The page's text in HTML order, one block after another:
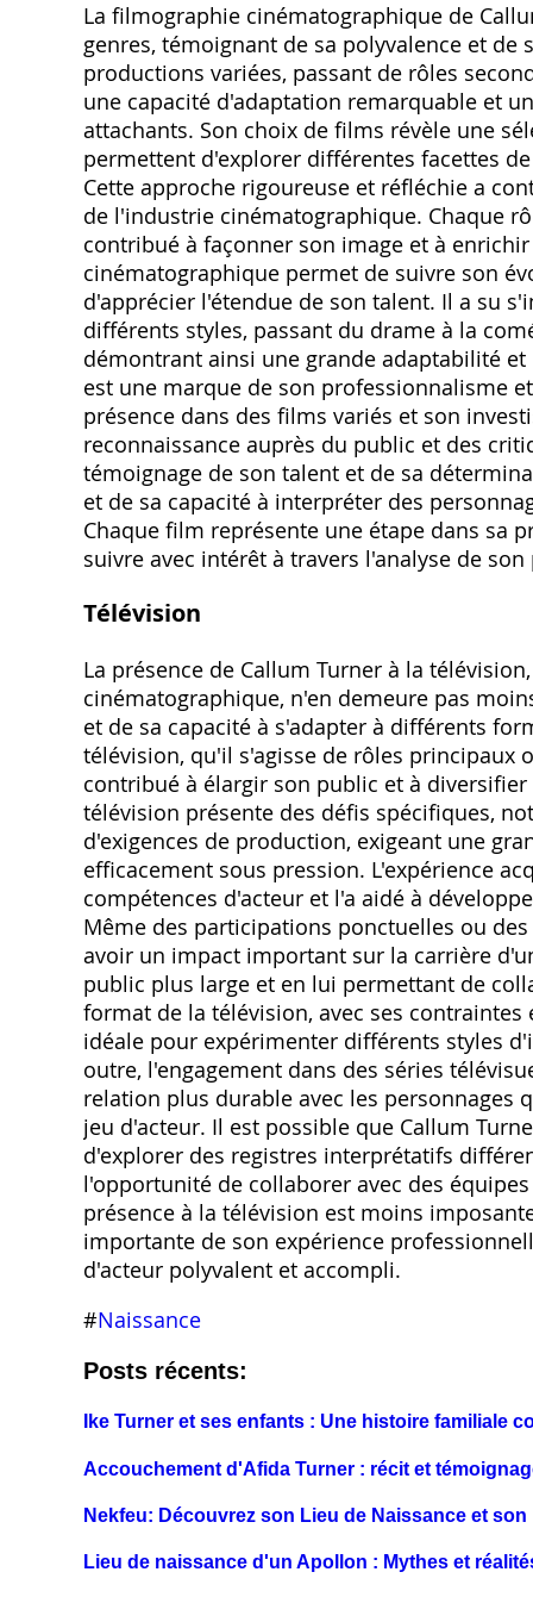
La filmographie cinématographique de
genres, témoignant de sa polyvalence et
productions variées, passant de rôles
une capacité d'adaptation remarquable et
attachants. Son choix de films révèle une
permettent d'explorer différentes facettes
Cette approche rigoureuse et réfléchie a
de l'industrie cinématographique. Chaque
contribué à façonner son image et à
cinématographique permet de suivre son
d'apprécier l'étendue de son talent. Il a su
différents styles, passant du drame à la
démontrant ainsi une grande adaptabilité
est une marque de son professionnalisme
présence dans des films variés et son
reconnaissance auprès du public et des
témoignage de son talent et de sa
et de sa capacité à interpréter des
Chaque film représente une étape dans sa
suivre avec intérêt à travers l'analyse de
Télévision
La présence de Callum Turner à la
cinématographique, n'en demeure pas
et de sa capacité à s'adapter à différents
télévision, qu'il s'agisse de rôles principaux
contribué à élargir son public et à
télévision présente des défis spécifiques,
d'exigences de production, exigeant une
efficacement sous pression. L'expérience
compétences d'acteur et l'a aidé à
Même des participations ponctuelles ou
avoir un impact important sur la carrière
public plus large et en lui permettant de
format de la télévision, avec ses
idéale pour expérimenter différents styles
outre, l'engagement dans des séries
relation plus durable avec les
jeu d'acteur. Il est possible que Callum
d'explorer des registres interprétatifs
l'opportunité de collaborer avec des
présence à la télévision est moins
importante de son expérience
d'acteur polyvalent et accompli.
#Naissance
Posts récents:
Ike Turner et ses enfants : Une histoire familiale
Accouchement d'Afida Turner : récit et
Nekfeu: Découvrez son Lieu de Naissance et
Lieu de naissance d'un Apollon : Mythes et